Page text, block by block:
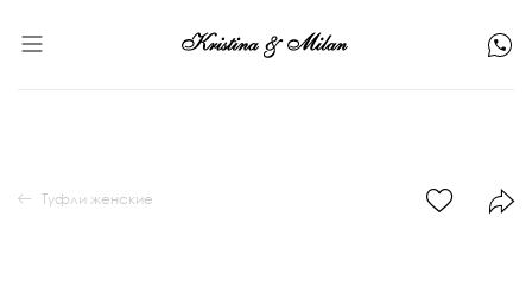
Туфли женские